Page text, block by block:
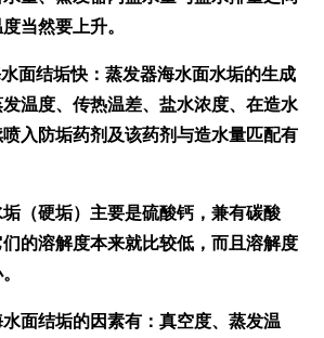
当然要上升。
面结垢快：蒸发器海水面水垢的生成
温度、传热温差、盐水浓度、在造水
入防垢药剂及该药剂与造水量匹配有
（硬垢） 主要是硫酸钙，兼有碳酸
的溶解度本来就比较低，而且溶解度
面结垢的因素有：真空度、蒸发温